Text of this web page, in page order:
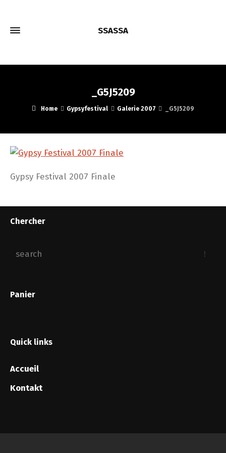
SSASSA
_G5J5209
Home Gypsyfestival Galerie 2007 _G5J5209
Gypsy Festival 2007 Finale
Chercher
Panier
Quick links
Accueil
Kontakt